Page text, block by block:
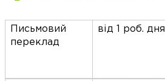
Письмовий
переклад
від 1 роб. дня